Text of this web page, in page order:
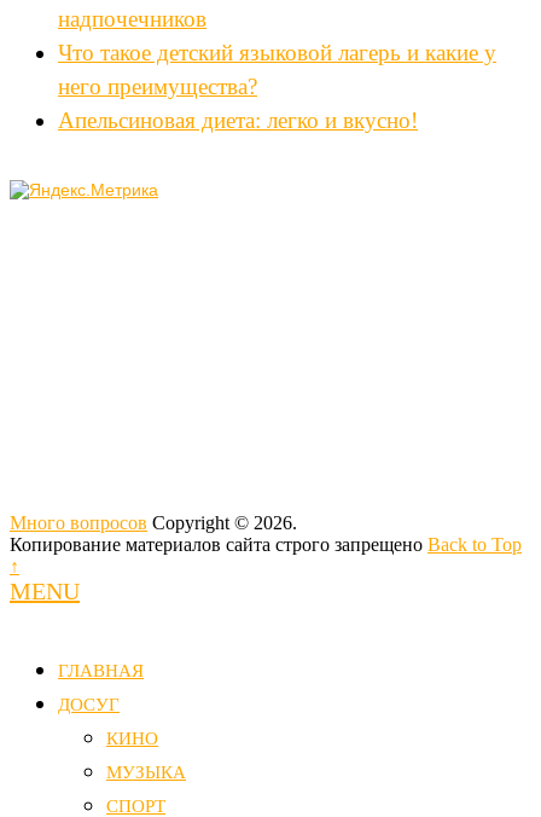
надпочечников
Что такое детский языковой лагерь и какие у
него преимущества?
Апельсиновая диета: легко и вкусно!
Много вопросов Copyright © 2026.
Копирование материалов сайта строго запрещено Back to Top
↑
MENU
ГЛАВНАЯ
ДОСУГ
КИНО
МУЗЫКА
СПОРТ